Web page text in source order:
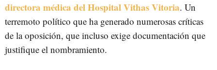
directora médica del Hospital Vithas Vitoria. Un
terremoto político que ha generado numerosas críticas
de la oposición, que incluso exige documentación que
justifique el nombramiento.